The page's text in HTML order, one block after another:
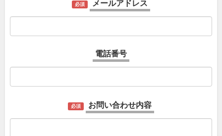
必須 メールアドレス
電話番号
必須 お問い合わせ内容